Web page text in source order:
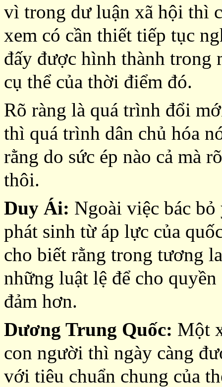
vì trong dư luận xã hội thì
xem có cần thiết tiếp tục
đấy được hình thành trong
cụ thể của thời điểm đó.
Rõ ràng là quá trình đổi
thì quá trình dân chủ hóa
rằng do sức ép nào cả mà
thôi.
Duy Ái: Ngoài việc bác
phát sinh từ áp lực của
cho biết rằng trong tương
những luật lệ để cho
đảm hơn.
Dương Trung Quốc: Một
con người thì ngày càng
với tiêu chuẩn chung của